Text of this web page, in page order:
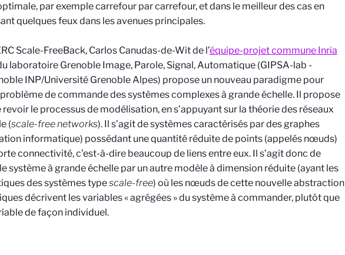
par exemple carrefour par carrefour, et dans le meilleur des cas en
quelques feux dans les avenues principales.
Scale-FreeBack, Carlos Canudas-de-Wit de l’équipe-projet commune Inria
laboratoire Grenoble Image, Parole, Signal, Automatique (GIPSA-lab -
INP/Université Grenoble Alpes) propose un nouveau paradigme pour
de commande des systèmes complexes à grande échelle. Il propose
revoir le processus de modélisation, en s’appuyant sur la théorie des réseaux
(scale-free networks). Il s’agit de systèmes caractérisés par des graphes
informatique) possédant une quantité réduite de points (appelés nœuds)
connectivité, c’est-à-dire beaucoup de liens entre eux. Il s’agit donc de
système à grande échelle par un autre modèle à dimension réduite (ayant les
des systèmes typescale-free) où les nœuds de cette nouvelle abstraction
décrivent les variables « agrégées » du système à commander, plutôt que
de façon individuel.